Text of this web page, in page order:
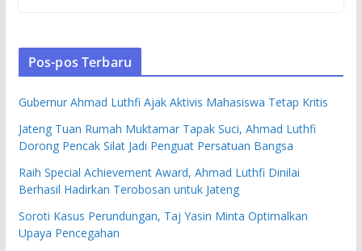
Pos-pos Terbaru
Gubernur Ahmad Luthfi Ajak Aktivis Mahasiswa Tetap Kritis
Jateng Tuan Rumah Muktamar Tapak Suci, Ahmad Luthfi
Dorong Pencak Silat Jadi Penguat Persatuan Bangsa
Raih Special Achievement Award, Ahmad Luthfi Dinilai
Berhasil Hadirkan Terobosan untuk Jateng
Soroti Kasus Perundungan, Taj Yasin Minta Optimalkan
Upaya Pencegahan